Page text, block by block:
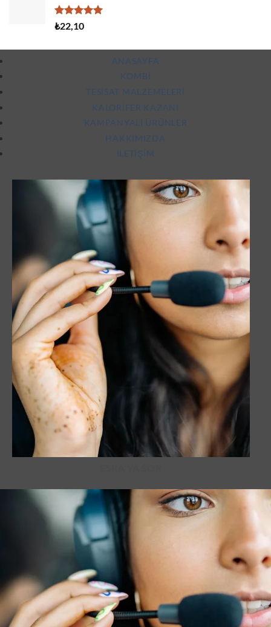
5 üzerinden
5.00oy
₺22,10
ANASAYFA
KOMBI
TESISAT MALZEMELERI
KALORIFER KAZANI
KAMPANYALI ÜRÜNLER
HAKKIMIZDA
İLETIŞIM